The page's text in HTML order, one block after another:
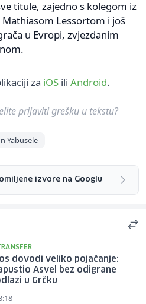
titule, zajedno s kolegom iz
Lessortom i još
u Evropi, zvjezdanim
za iOS ili Android.
prijaviti grešku u tekstu?
Yabusele
izvore na Googlu
dovodi veliko pojačanje:
Asvel bez odigrane
u Grčku